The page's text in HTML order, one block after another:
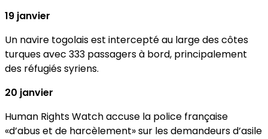
19 janvier
Un navire togolais est intercepté au large des côtes
turques avec 333 passagers à bord, principalement
des réfugiés syriens.
20 janvier
Human Rights Watch accuse la police française
«d’abus et de harcèlement» sur les demandeurs d’asile